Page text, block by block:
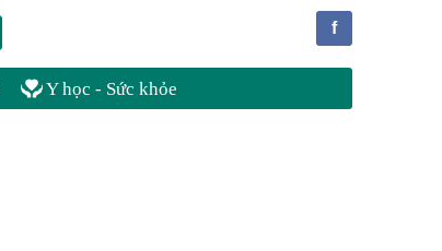
f
Y học - Sức khỏe